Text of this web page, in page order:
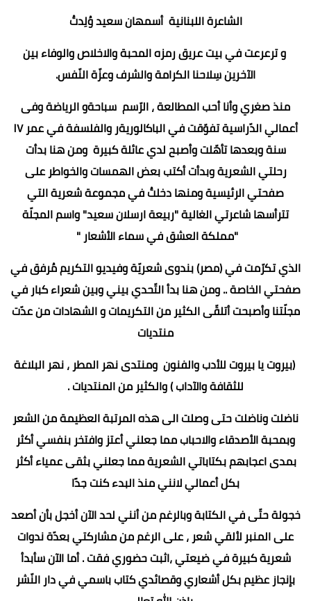
الشاعرة اللبنانية أسمهان سعيد وُلِدتُ
و ترعرعت في بيت عريق رمزه المحبة والاخلاص والوفاء بين
الآخرين سِلاحنا الكرامة والشرف وعزّة النّفس.
منذ صغري وأنا أحب المطالعة ، الرّسم سباحةو الرياضة وفى
أعمالي الدّراسية تفوّقت في الباكالوريةر والفلسفة في عمر ١٧
سنة وبعدها تأهّلت وأصبح لدي عائلة كبيرة ومن هنا بدأت
رحلتي الشعرية وبدأت أكتب بعض الهمسات والخواطر على
صفحتي الرئيسية ومنها دخلتُ في مجموعة شعرية التي
تترأسها شاعرتي الغالية "ربيعة ارسلان سعيد" واسم المجلّة
"مملكة العشق في سماء الأشعار "
الذي تكرّمت في (مصر) بندوى شعريّة وفيديو التكريم مُرفق في
صفحتي الخاصة .. ومن هنا بدأ التّحدي بيني وبين شعراء كبار في
مجلّتنا وأصبحت أتلقّى الكثير من التكريمات و الشهادات من عدّت
منتديات
(بيروت يا بيروت للأدب والفنون ومنتدى نهر المطر ، نهر البلاغة
للثقافة والآداب ) والكثير من المنتديات .
ناضلت وناضلت حتى وصلت الى هذه المرتبة العظيمة من الشعر
وبمحبة الأصدقاء والاحباب مما جعلني أعتز وافتخر بنفسي أكثر
بمدى اعجابهم بكتاباتي الشعرية مما جعلني بثقى عمياء أكثر
بكل أعمالي لانني منذ البدء كنت جدًا
خجولة حتّى في الكتابة وبالرغم من أنني لحد الآن أخجل بأن أصعد
على المنبر لألقي شعر ، على الرغم من مشاركتي بعدّة ندوات
شعرية كبيرة في ضيعتي ،اثبت حضوري فقت . أما الآن سأبدأ
بإنجاز عظيم بكل أشعاري وقصائدي كتاب باسمي في دار النّشر